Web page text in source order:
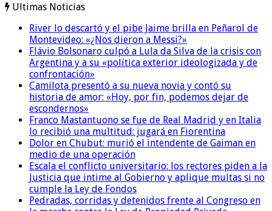
Ultimas Noticias
River lo descartó y el pibe Jaime brilla en Peñarol de
Montevideo: «¿Nos dieron a Messi?»
Flávio Bolsonaro culpó a Lula da Silva de la crisis con
Argentina y a su «política exterior ideologizada y de
confrontación»
Camilota presentó a su nueva novia y contó su
historia de amor: «Hoy, por fin, podemos dejar de
escondernos»
Franco Mastantuono se fue de Real Madrid y en Italia
lo recibió una multitud: jugará en Fiorentina
Dolor en Chubut: murió el intendente de Gaiman en
medio de una operación
Escala el conflicto universitario: los rectores piden a la
Justicia que intime al Gobierno y aplique multas si no
cumple la Ley de Fondos
Pedradas, corridas y detenidos frente al Congreso en